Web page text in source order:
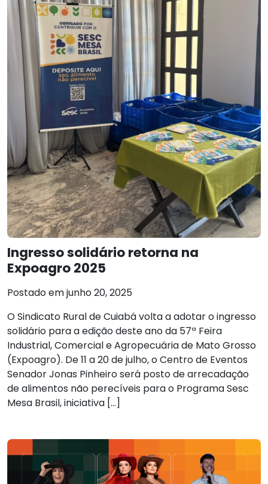
Ingresso solidário retorna na
Expoagro 2025
Postado em junho 20, 2025
O Sindicato Rural de Cuiabá volta a adotar o ingresso
solidário para a edição deste ano da 57ª Feira
Industrial, Comercial e Agropecuária de Mato Grosso
(Expoagro). De 11 a 20 de julho, o Centro de Eventos
Senador Jonas Pinheiro será posto de arrecadação
de alimentos não perecíveis para o Programa Sesc
Mesa Brasil, iniciativa […]